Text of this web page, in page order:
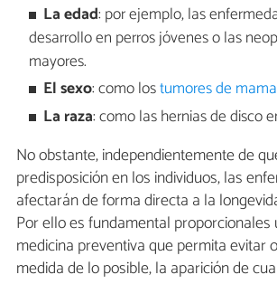
La edad: por ejemplo, las
desarrollo en perros jóvenes o las
mayores.
El sexo: como lostumores de mama
La raza: como las hernias de disco
No obstante, independientemente de
predisposición en los individuos, las
afectarán de forma directa a la
Por ello es fundamental proporcionales
medicina preventiva que permita evitar
medida de lo posible, la aparición de